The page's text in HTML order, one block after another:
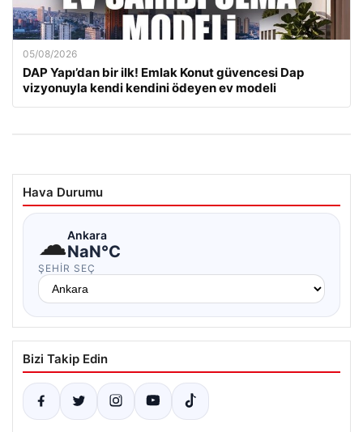
05/08/2026
DAP Yapı’dan bir ilk! Emlak Konut güvencesi Dap
vizyonuyla kendi kendini ödeyen ev modeli
Hava Durumu
☁Ankara
NaN°C
ŞEHIR SEÇ
Bizi Takip Edin